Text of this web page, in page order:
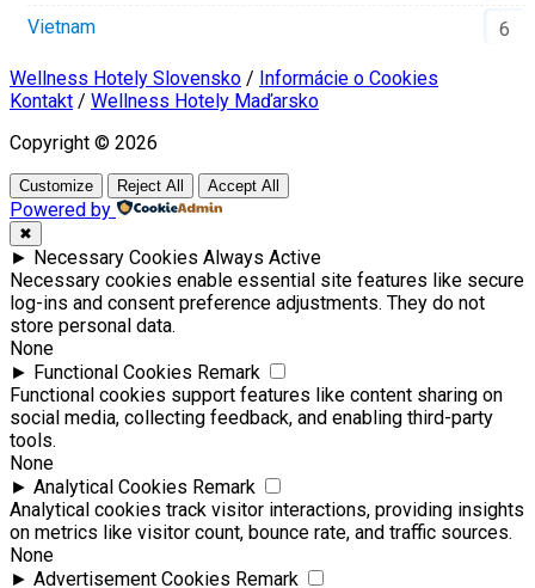
Vietnam
6
Wellness Hotely Slovensko / Informácie o Cookies
Kontakt / Wellness Hotely Maďarsko
Copyright © 2026
Customize Reject All Accept All
Powered by
✖
► Necessary Cookies Always Active
Necessary cookies enable essential site features like secure
log-ins and consent preference adjustments. They do not
store personal data.
None
► Functional Cookies Remark
Functional cookies support features like content sharing on
social media, collecting feedback, and enabling third-party
tools.
None
► Analytical Cookies Remark
Analytical cookies track visitor interactions, providing insights
on metrics like visitor count, bounce rate, and traffic sources.
None
► Advertisement Cookies Remark